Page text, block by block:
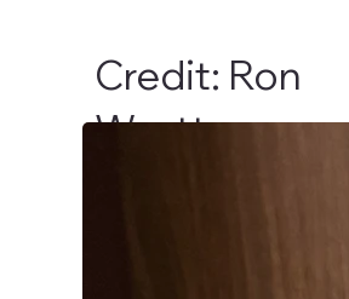
Credit: Ron
Wyatt